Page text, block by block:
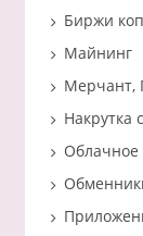
Биржи
Майнинг
Мерчант,
Накрутка
Облачное